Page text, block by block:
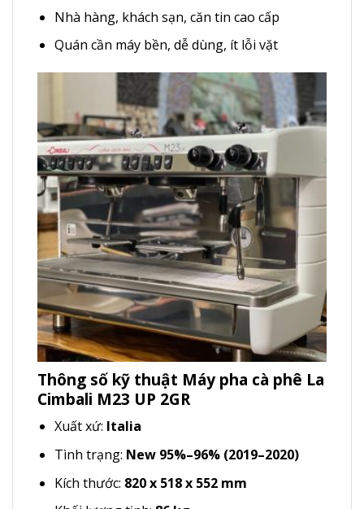
Nhà hàng, khách sạn, căn tin cao cấp
Quán cần máy bền, dễ dùng, ít lỗi vặt
Thông số kỹ thuật Máy pha cà phê La
Cimbali M23 UP 2GR
Xuất xứ: Italia
Tình trạng: New 95%–96% (2019–2020)
Kích thước: 820 x 518 x 552 mm